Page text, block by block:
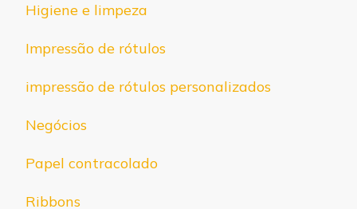
Higiene e limpeza
Impressão de rótulos
impressão de rótulos personalizados
Negócios
Papel contracolado
Ribbons